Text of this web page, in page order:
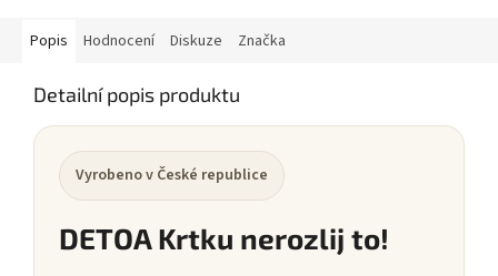
Popis Hodnocení Diskuze Značka
Detailní popis produktu
Vyrobeno v České republice
DETOA Krtku nerozlij to!